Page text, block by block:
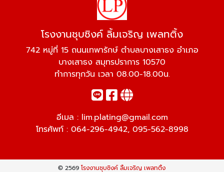
โรงงานชุบซิงค์ ลิ้มเจริญ เพลทติ้ง
742 หมู่ที่ 15 ถนนเทพารักษ์ ตำบลบางเสาธง อำเภอ
บางเสาธง สมุทรปราการ 10570
ทำการทุกวัน เวลา 08.00-18.00น.
อีเมล : lim.plating@gmail.com
โทรศัพท์ : 064-296-4942, 095-562-8998
© 2569โรงงานชุบซิงค์ ลิ้มเจริญ เพลทติ้ง